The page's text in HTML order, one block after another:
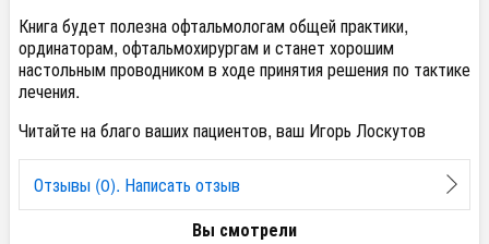
Книга будет полезна офтальмологам общей практики,
ординаторам, офтальмохирургам и станет хорошим
настольным проводником в ходе принятия решения по тактике
лечения.
Читайте на благо ваших пациентов, ваш Игорь Лоскутов
Отзывы (0). Написать отзыв
Вы смотрели